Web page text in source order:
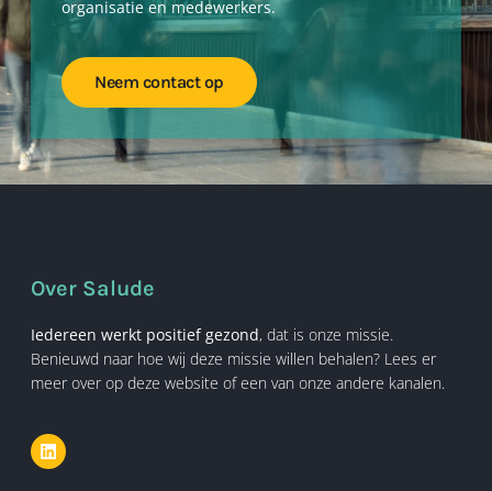
organisatie en medewerkers.
Neem contact op
Over Salude
Iedereen werkt positief gezond, dat is onze missie.
Benieuwd naar hoe wij deze missie willen behalen? Lees er
meer over op deze website of een van onze andere kanalen.